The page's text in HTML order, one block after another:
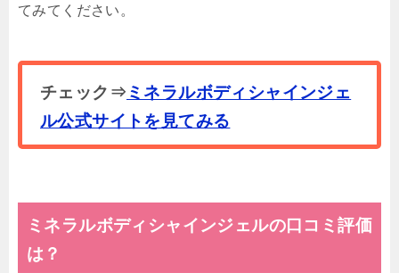
てみてください。
チェック⇒ ミネラルボディシャインジェ
ル公式サイトを見てみる
ミネラルボディシャインジェルの口コミ評価
は？